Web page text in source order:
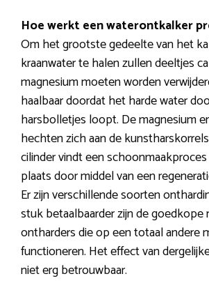
Hoe werkt een waterontkalker
Om het grootste gedeelte van het
kraanwater te halen zullen deeltjes
magnesium moeten worden
haalbaar doordat het harde water
harsbolletjes loopt. De magnesium
hechten zich aan de
cilinder vindt een
plaats door middel van een
Er zijn verschillende soorten
stuk betaalbaarder zijn de goedkope
ontharders die op een totaal andere
functioneren. Het effect van
niet erg betrouwbaar.